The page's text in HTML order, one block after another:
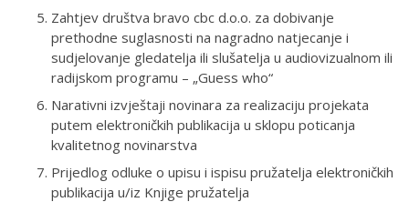
Zahtjev društva bravo cbc d.o.o. za dobivanje
prethodne suglasnosti na nagradno natjecanje i
sudjelovanje gledatelja ili slušatelja u audiovizualnom ili
radijskom programu – „Guess who“
Narativni izvještaji novinara za realizaciju projekata
putem elektroničkih publikacija u sklopu poticanja
kvalitetnog novinarstva
Prijedlog odluke o upisu i ispisu pružatelja elektroničkih
publikacija u/iz Knjige pružatelja